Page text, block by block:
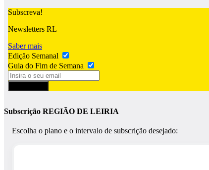
Subscreva!
Newsletters RL
Saber mais
Edição Semanal
Guia do Fim de Semana
Subscrição REGIÃO DE LEIRIA
Escolha o plano e o intervalo de subscrição desejado: